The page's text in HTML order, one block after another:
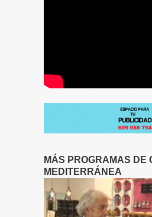
MÁS PROGRAMAS DE
MEDITERRÁNEA